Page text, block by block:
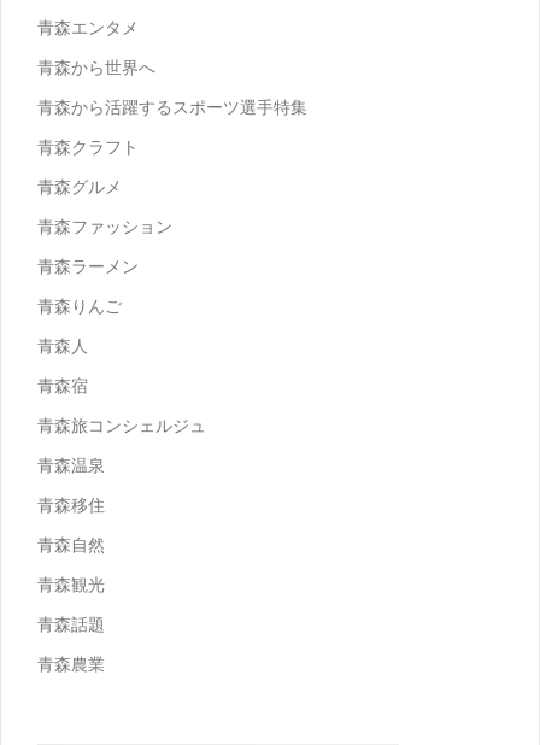
青森エンタメ
青森から世界へ
青森から活躍するスポーツ選手特集
青森クラフト
青森グルメ
青森ファッション
青森ラーメン
青森りんご
青森人
青森宿
青森旅コンシェルジュ
青森温泉
青森移住
青森自然
青森観光
青森話題
青森農業